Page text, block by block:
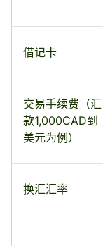
借记卡
交易手续费（汇
款1,000CAD到
美元为例）
换汇汇率